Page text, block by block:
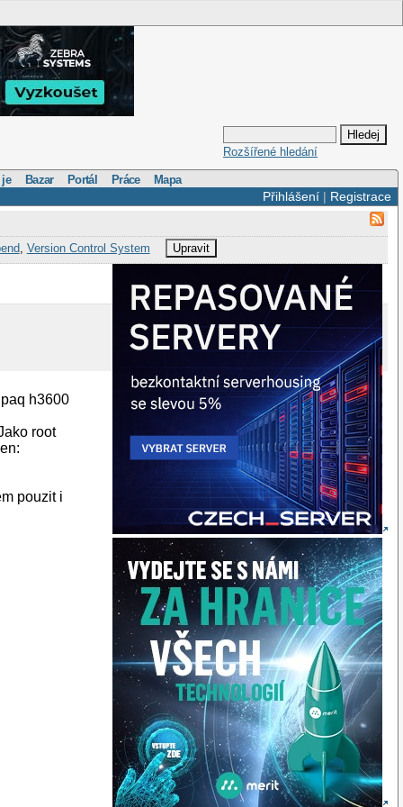
Rozšířené hledání
je Bazar Portál Práce Mapa
Přihlášení| Registrace
, Version Control System Upravit
h3600
root
pouzit i